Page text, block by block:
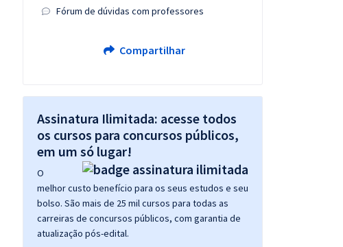
Fórum de dúvidas com professores
Compartilhar
Assinatura Ilimitada: acesse todos
os cursos para concursos públicos,
em um só lugar!
O
melhor custo benefício para os seus estudos e seu
bolso. São mais de 25 mil cursos para todas as
carreiras de concursos públicos, com garantia de
atualização pós-edital.